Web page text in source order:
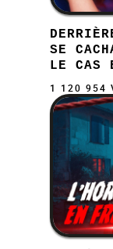
SE
LE CAS
1 120 954